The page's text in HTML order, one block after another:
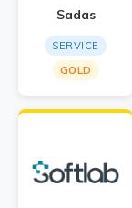
Sadas
SERVICE
GOLD